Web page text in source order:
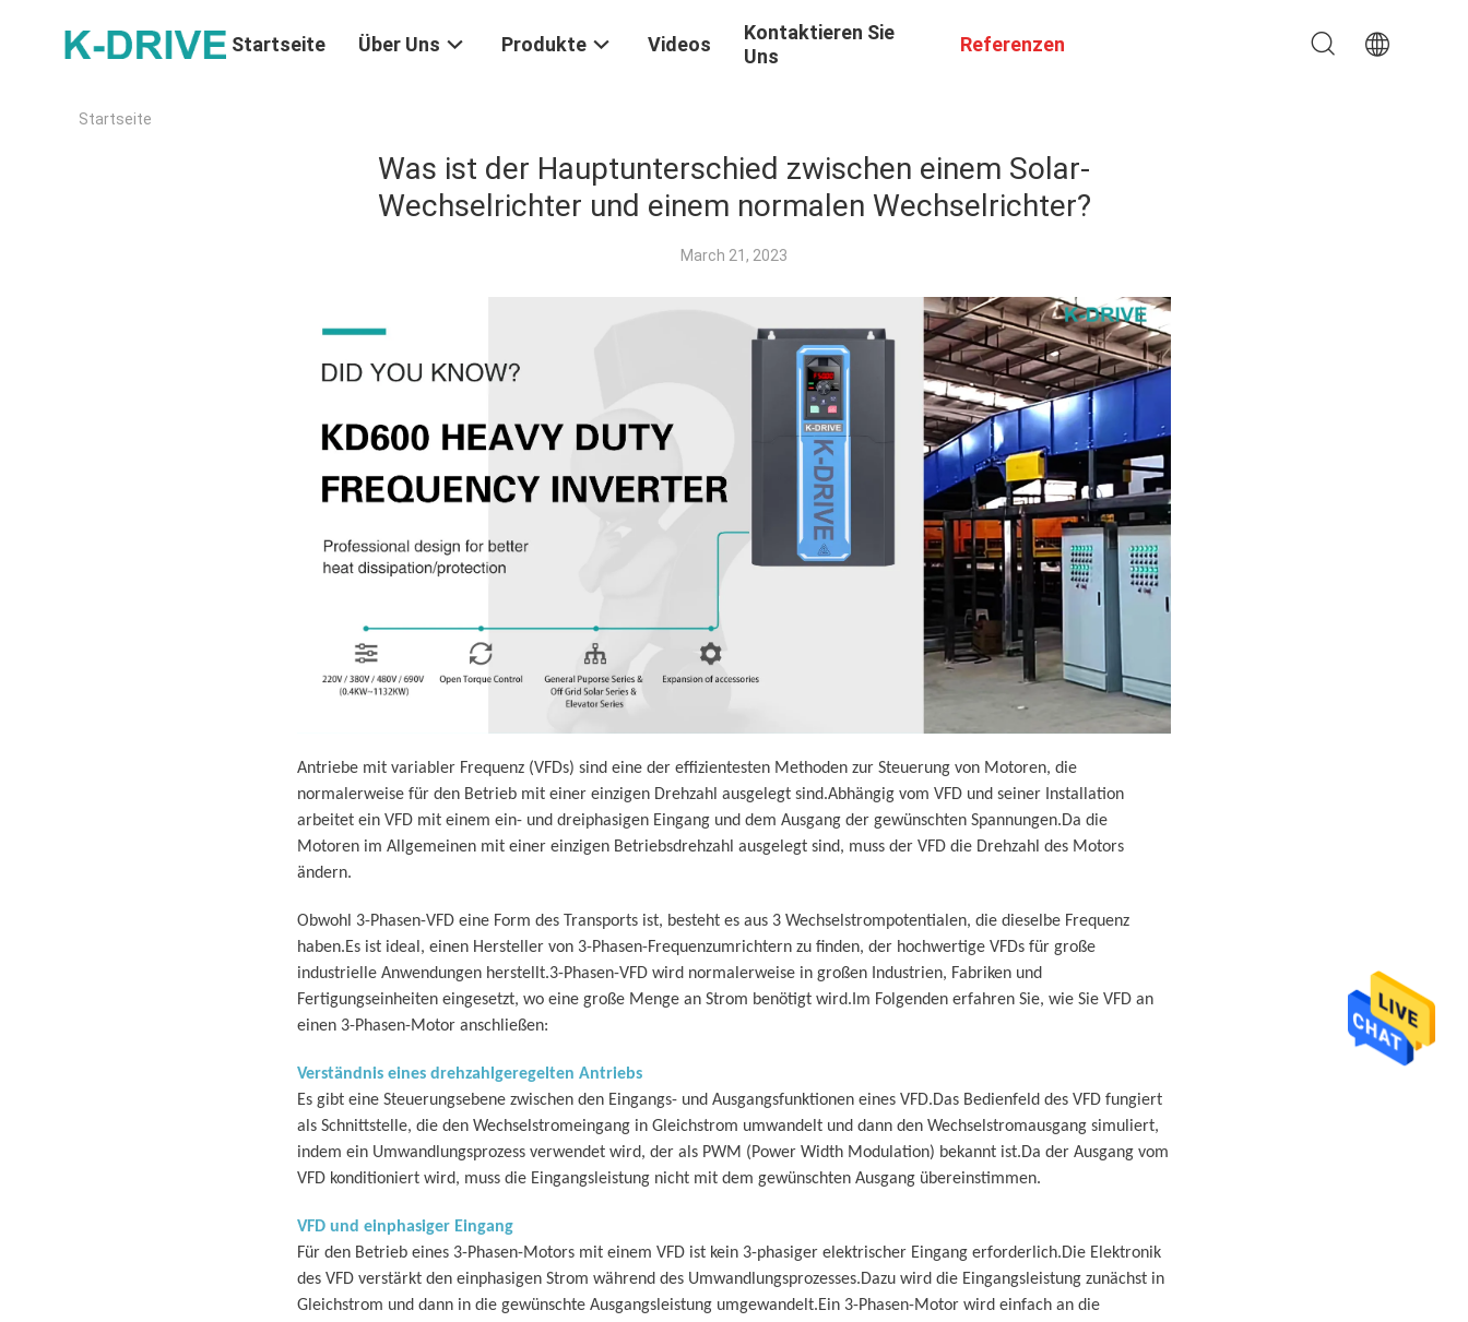
Startseite Über Uns Produkte Videos
Kontaktieren Sie
Uns
Referenzen
Startseite
Was ist der Hauptunterschied zwischen einem Solar-
Wechselrichter und einem normalen Wechselrichter?
March 21, 2023
Antriebe mit variabler Frequenz (VFDs) sind eine der effizientesten Methoden zur Steuerung von Motoren, die
normalerweise für den Betrieb mit einer einzigen Drehzahl ausgelegt sind.Abhängig vom VFD und seiner Installation
arbeitet ein VFD mit einem ein- und dreiphasigen Eingang und dem Ausgang der gewünschten Spannungen.Da die
Motoren im Allgemeinen mit einer einzigen Betriebsdrehzahl ausgelegt sind, muss der VFD die Drehzahl des Motors
ändern.
Obwohl 3-Phasen-VFD eine Form des Transports ist, besteht es aus 3 Wechselstrompotentialen, die dieselbe Frequenz
haben.Es ist ideal, einen Hersteller von 3-Phasen-Frequenzumrichtern zu finden, der hochwertige VFDs für große
industrielle Anwendungen herstellt.3-Phasen-VFD wird normalerweise in großen Industrien, Fabriken und
Fertigungseinheiten eingesetzt, wo eine große Menge an Strom benötigt wird.Im Folgenden erfahren Sie, wie Sie VFD an
einen 3-Phasen-Motor anschließen:
Verständnis eines drehzahlgeregelten Antriebs
Es gibt eine Steuerungsebene zwischen den Eingangs- und Ausgangsfunktionen eines VFD.Das Bedienfeld des VFD fungiert
als Schnittstelle, die den Wechselstromeingang in Gleichstrom umwandelt und dann den Wechselstromausgang simuliert,
indem ein Umwandlungsprozess verwendet wird, der als PWM (Power Width Modulation) bekannt ist.Da der Ausgang vom
VFD konditioniert wird, muss die Eingangsleistung nicht mit dem gewünschten Ausgang übereinstimmen.
VFD und einphasiger Eingang
Für den Betrieb eines 3-Phasen-Motors mit einem VFD ist kein 3-phasiger elektrischer Eingang erforderlich.Die Elektronik
des VFD verstärkt den einphasigen Strom während des Umwandlungsprozesses.Dazu wird die Eingangsleistung zunächst in
Gleichstrom und dann in die gewünschte Ausgangsleistung umgewandelt.Ein 3-Phasen-Motor wird einfach an die